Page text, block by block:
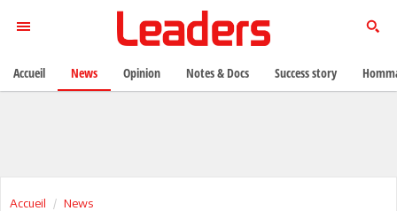
Accueil News
Accueil News Opinion Notes & Docs Success story